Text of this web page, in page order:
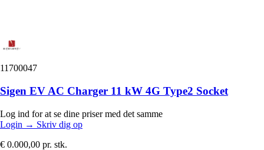
11700047
Sigen EV AC Charger 11 kW 4G Type2 Socket
Log ind for at se dine priser med det samme
Login → Skriv dig op
€ 0.000,00 pr. stk.